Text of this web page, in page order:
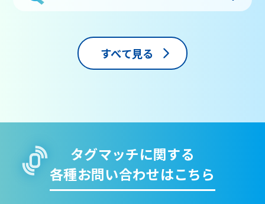
すべて見る
タグマッチに関する
各種お問い合わせはこちら